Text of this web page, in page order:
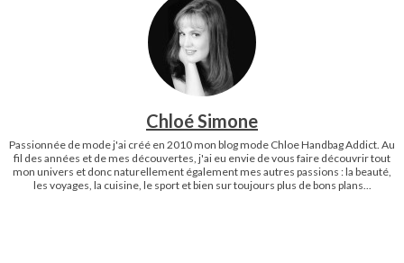
Chloé Simone
Passionnée de mode j'ai créé en 2010 mon blog mode Chloe Handbag Addict. Au
fil des années et de mes découvertes, j'ai eu envie de vous faire découvrir tout
mon univers et donc naturellement également mes autres passions : la beauté,
les voyages, la cuisine, le sport et bien sur toujours plus de bons plans...